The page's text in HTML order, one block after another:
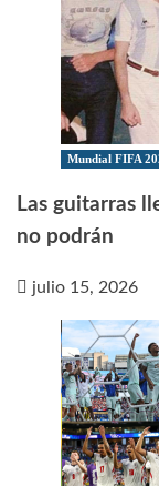
Mundial FIFA
Las guitarras
no podrán
julio 15, 2026